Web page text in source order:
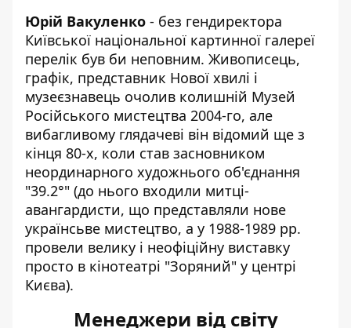
Юрій Вакуленко - без гендиректора
Київської національної картинної галереї
перелік був би неповним. Живописець,
графік, представник Нової хвилі і
музеєзнавець очолив колишній Музей
Російського мистецтва 2004-го, але
вибагливому глядачеві він відомий ще з
кінця 80-х, коли став засновником
неординарного художнього об'єднання
"39.2°" (до нього входили митці-
авангардисти, що представляли нове
українсьве мистецтво, а у 1988-1989 рр.
провели велику і неофіційну виставку
просто в кінотеатрі "Зоряний" у центрі
Києва).
Менеджери від світу